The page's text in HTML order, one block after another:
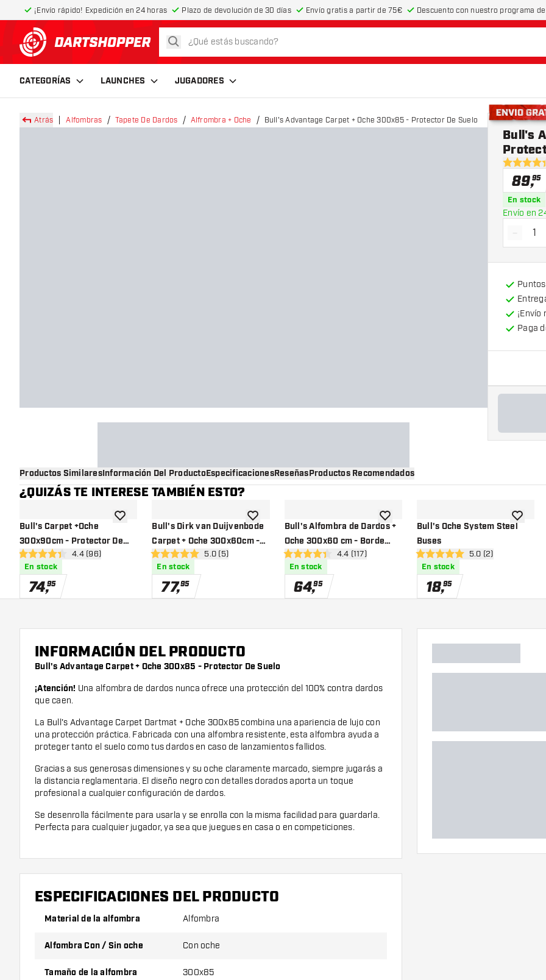
¡Envío rápido! Expedición en 24 horas Plazo de devolución de 30 días Envío gratis a partir de 75€ Descuento con nuestro programa
volver a la página de inicio
buscar
CATEGORÍAS LAUNCHES JUGADORES
Atrás Alfombras Tapete De Dardos Alfrombra + Oche Bull's Advantage Carpet + Oche 300x85 - Protector De Suelo
Envío gratis
4.4
Bull's
89,95
En stock
Envío en
-
Paga
Productos SimilaresInformación Del ProductoEspecificacionesReseñasProductos Recomendados
¿QUIZÁS TE INTERESE TAMBIÉN ESTO?
Bull's Carpet +Oche
300x90cm - Protector De
Suelo
abrir panel de reseñas
4.4 estrellas de puntuación
4.4 (96)
En stock
74,95
añadir a la lista de deseos
Bull's Dirk van Duijvenbode
Carpet + Oche 300x60cm -
Protector De Sueloabrir panel de reseñas
5 estrellas de puntuación
5.0 (5)
En stock
77,95
añadir a la lista de deseos
Bull's Alfombra de Dardos +
Oche 300x60 cm - Borde
Rojo
abrir panel de reseñas
4.4 estrellas de puntuación
4.4 (117)
En stock
64,95
añadir a la lista de deseos
Bull's Oche System Steel
Buses
abrir panel de
5 estrellas de puntuación
5.0 (2)
En stock
18,95
añadir a
INFORMACIÓN DEL PRODUCTO
Bull's Advantage Carpet + Oche 300x85 - Protector De Suelo
¡Atención! Una alfombra de dardos nunca ofrece una protección del 100% contra dardos
que caen.
La Bull's Advantage Carpet Dartmat + Oche 300x85 combina una apariencia de lujo con
una protección práctica. Fabricada con una alfombra resistente, esta alfombra ayuda a
proteger tanto el suelo como tus dardos en caso de lanzamientos fallidos.
Gracias a sus generosas dimensiones y su oche claramente marcado, siempre jugarás a
la distancia reglamentaria. El diseño negro con detalles dorados aporta un toque
profesional a cualquier configuración de dardos.
Se desenrolla fácilmente para usarla y se enrolla con la misma facilidad para guardarla.
Perfecta para cualquier jugador, ya sea que juegues en casa o en competiciones.
ESPECIFICACIONES DEL PRODUCTO
Material de la alfombra Alfombra
Alfombra Con / Sin oche Con oche
Tamaño de la alfombra 300x85